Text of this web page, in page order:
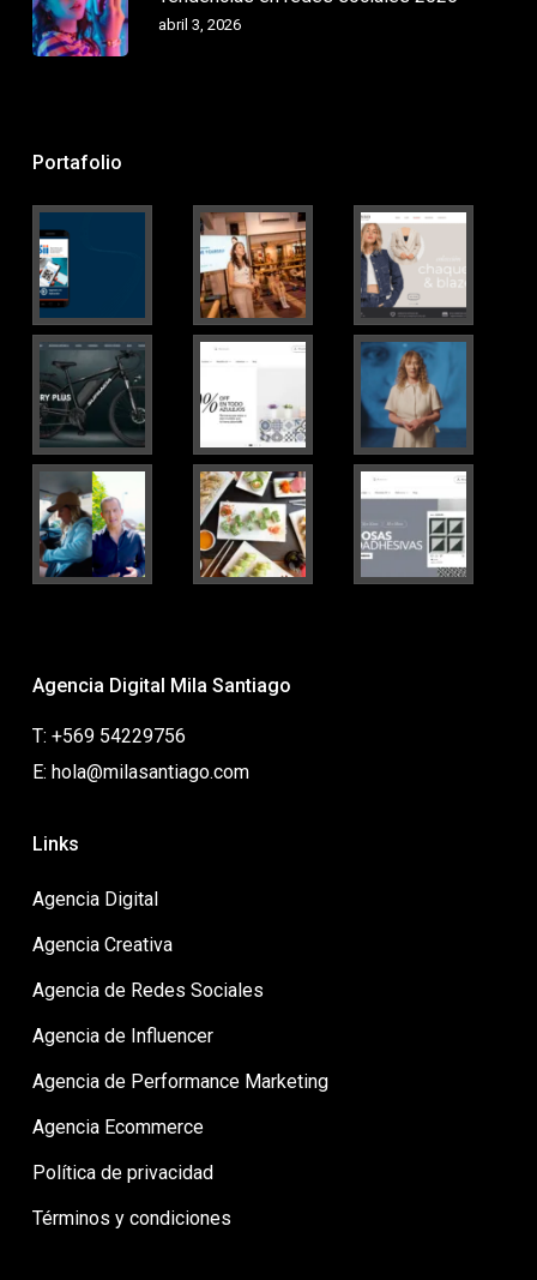
abril 3, 2026
Portafolio
Agencia Digital Mila Santiago
T: +569 54229756
E: hola@milasantiago.com
Links
Agencia Digital
Agencia Creativa
Agencia de Redes Sociales
Agencia de Influencer
Agencia de Performance Marketing
Agencia Ecommerce
Política de privacidad
Términos y condiciones